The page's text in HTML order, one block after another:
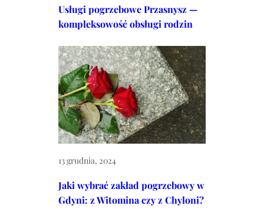
Usługi pogrzebowe Przasnysz —
kompleksowość obsługi rodzin
13 grudnia, 2024
Jaki wybrać zakład pogrzebowy w
Gdyni: z Witomina czy z Chyloni?